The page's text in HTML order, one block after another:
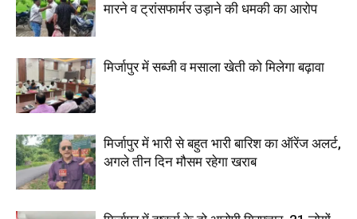
मारने व ट्रांसफार्मर उड़ाने की धमकी का आरोप
मिर्जापुर में सब्जी व मसाला खेती को मिलेगा बढ़ावा
मिर्जापुर में भारी से बहुत भारी बारिश का ऑरेंज अलर्ट,
अगले तीन दिन मौसम रहेगा खराब